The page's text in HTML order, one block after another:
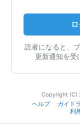
読者になると、
更新通知を受
Copyright (C)
ヘルプ
ガイド
利